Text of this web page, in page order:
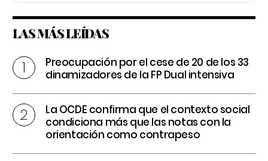
LAS MÁS LEÍDAS
Preocupación por el cese de 20 de los 33
dinamizadores de la FP Dual intensiva
La OCDE confirma que el contexto social
condiciona más que las notas con la
orientación como contrapeso